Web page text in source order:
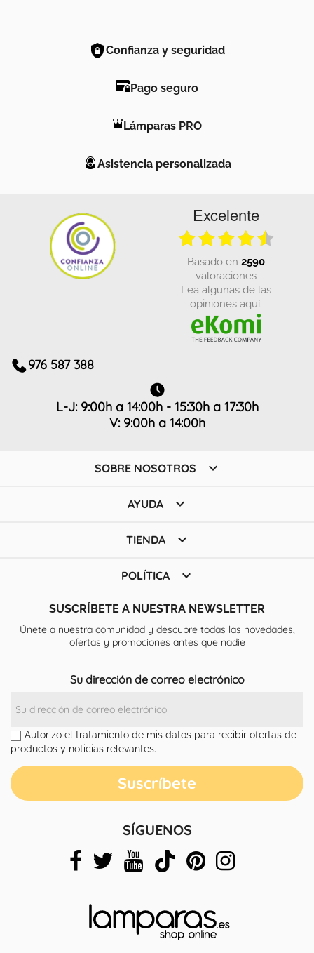
Confianza y seguridad
Pago seguro
Lámparas PRO
Asistencia personalizada
Excelente
basado en 2590
valoraciones
Lea algunas de las
opiniones aquí.
976 587 388
L-J: 9:00h a 14:00h - 15:30h a 17:30h
V: 9:00h a 14:00h
SOBRE NOSOTROS 
AYUDA 
TIENDA 
POLÍTICA 
SUSCRÍBETE A NUESTRA NEWSLETTER
Únete a nuestra comunidad y descubre todas las novedades,
ofertas y promociones antes que nadie
Su dirección de correo electrónico
Autorizo el tratamiento de mis datos para recibir ofertas de
productos y noticias relevantes.
SÍGUENOS